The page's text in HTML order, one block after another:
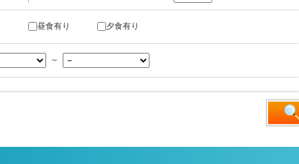
昼食有り 夕食有り
～